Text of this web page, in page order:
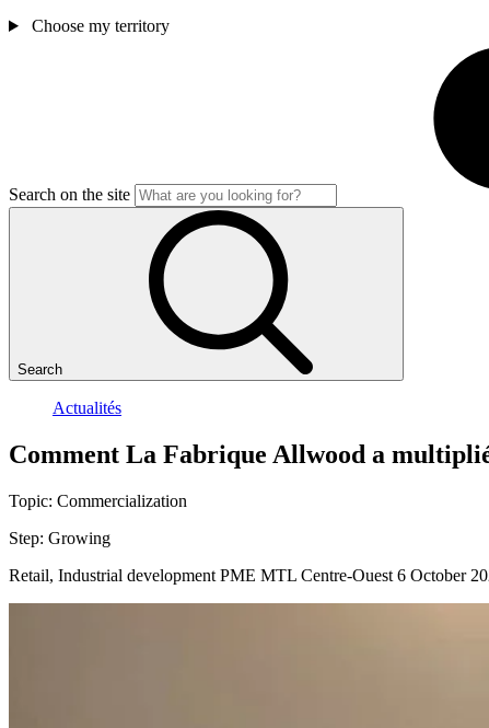
Choose my territory
Search on the site
Search
Actualités
Comment La Fabrique Allwood a
Topic: Commercialization
Step: Growing
Retail, Industrial development PME MTL Centre-Ouest 6 October